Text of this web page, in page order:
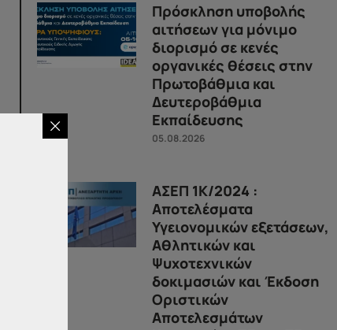
Πρόσκληση υποβολής
αιτήσεων για μόνιμο
διορισμό σε κενές
οργανικές θέσεις στην
Πρωτοβάθμια και
Δευτεροβάθμια
Εκπαίδευσης
05.08.2026
ΑΣΕΠ 1Κ/2024 :
Αποτελέσματα
Υγειονομικών εξετάσεων,
Αθλητικών και
Ψυχοτεχνικών
δοκιμασιών και Έκδοση
Οριστικών
Αποτελεσμάτων